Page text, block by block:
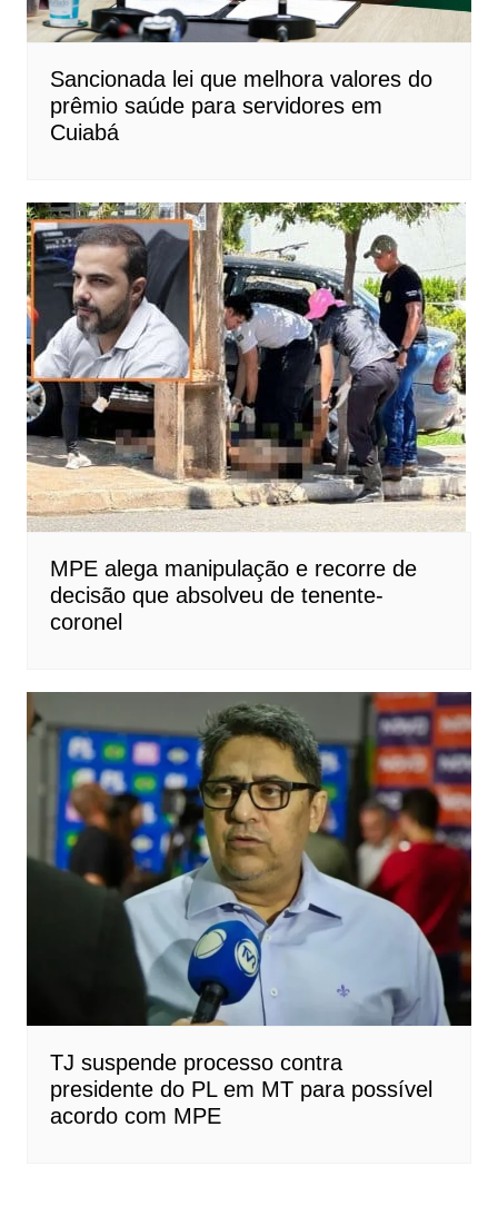
Sancionada lei que melhora valores do
prêmio saúde para servidores em
Cuiabá
MPE alega manipulação e recorre de
decisão que absolveu de tenente-
coronel
TJ suspende processo contra
presidente do PL em MT para possível
acordo com MPE